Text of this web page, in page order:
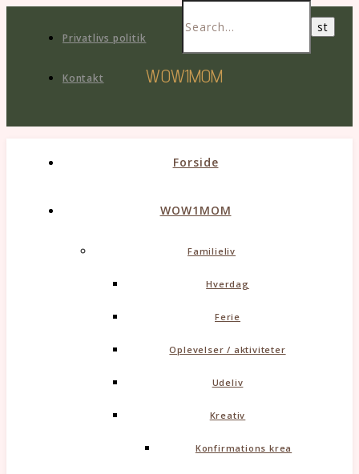
Privatlivs politik
Kontakt WOW1MOM
Forside
WOW1MOM
Familieliv
Hverdag
Ferie
Oplevelser / aktiviteter
Udeliv
Kreativ
Konfirmations krea